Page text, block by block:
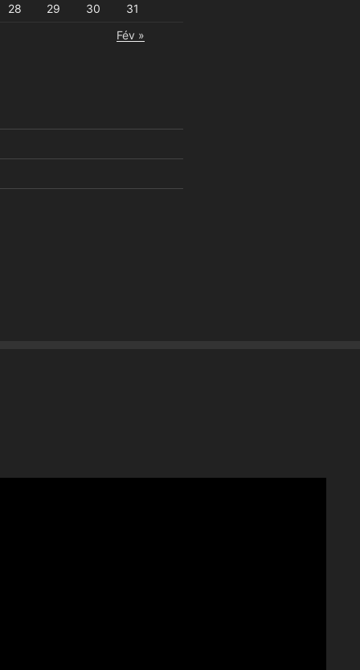
28 29 30
31
Fév »